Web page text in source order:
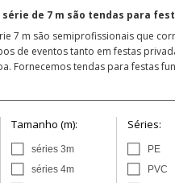
de 7 m são tendas para
7 m são semiprofissionais que
de eventos tanto em festas
Fornecemos tendas para festas
Tamanho (m):
séries 3m
séries 4m
Séries:
PE
PVC